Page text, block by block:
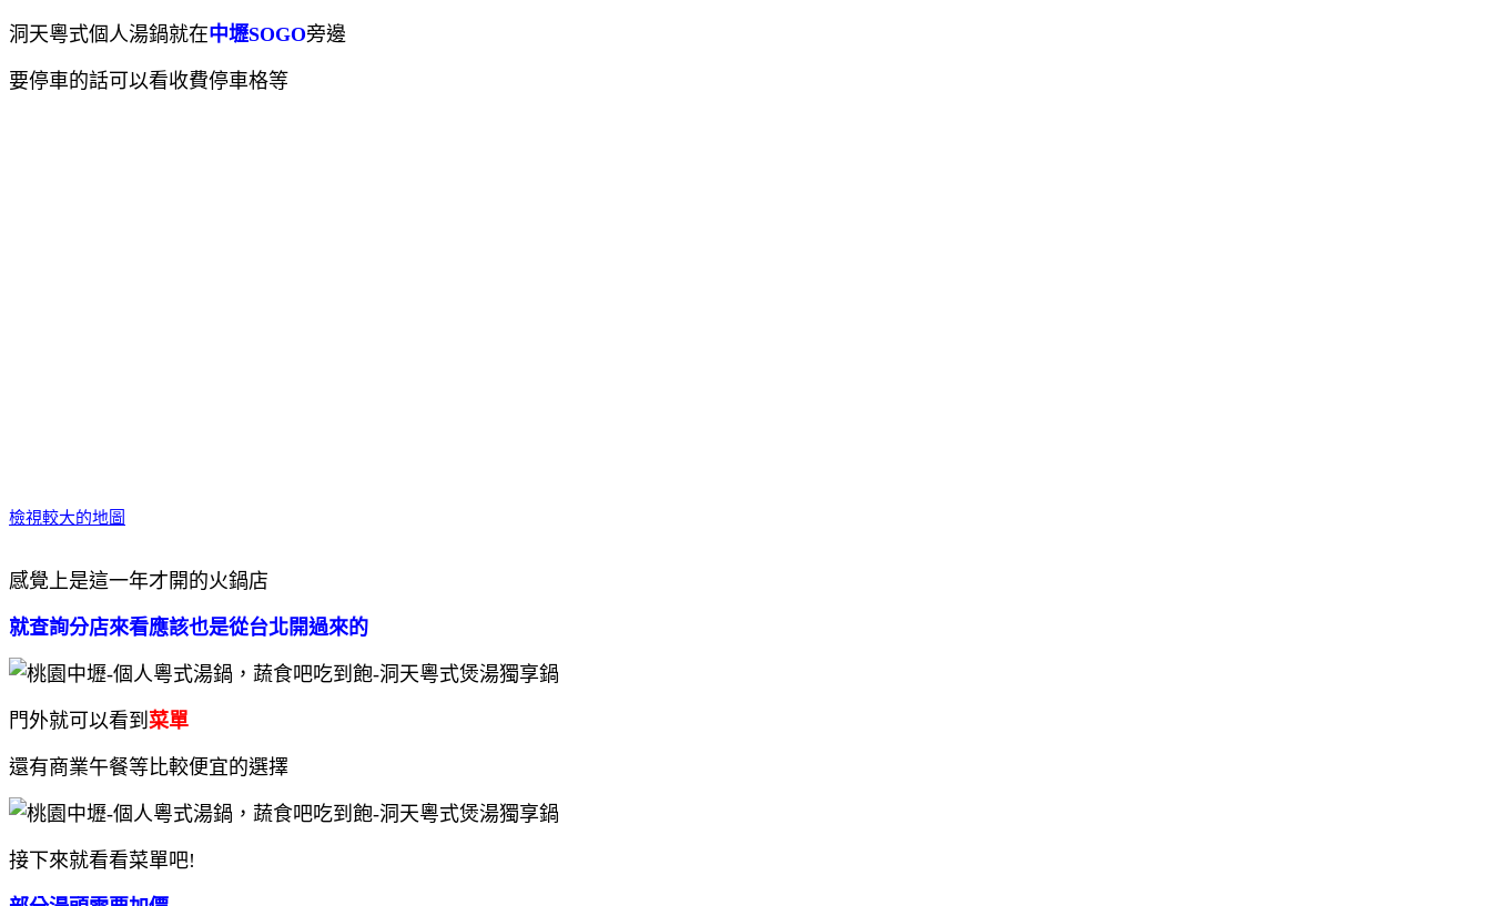
洞天粵式個人湯鍋就在中壢SOGO旁邊
要停車的話可以看收費停車格等
檢視較大的地圖
感覺上是這一年才開的火鍋店
就查詢分店來看應該也是從台北開過來的
門外就可以看到 菜單
還有商業午餐等比較便宜的選擇
接下來就看看菜單吧!